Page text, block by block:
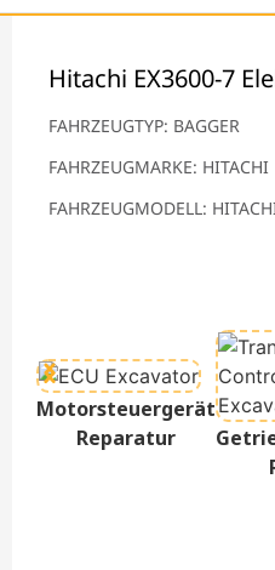
Hitachi EX3600-7
FAHRZEUGTYP: BAGGER
FAHRZEUGMARKE: HITACHI
FAHRZEUGMODELL:
Motorsteuergerät
Reparatur